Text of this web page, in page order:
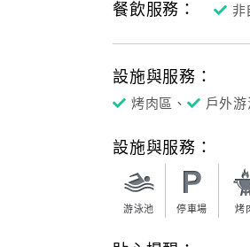
餐飲服務：
非
設施與服務：
烤肉區、 戶外游
設施與服務：
游泳池 停車場 烤